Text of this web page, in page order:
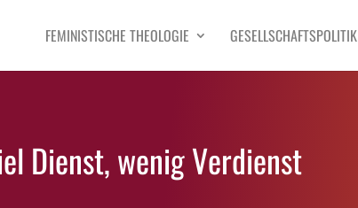
FEMINISTISCHE THEOLOGIE GESELLSCHAFTSPOLITIK
Dienst, wenig Verdienst